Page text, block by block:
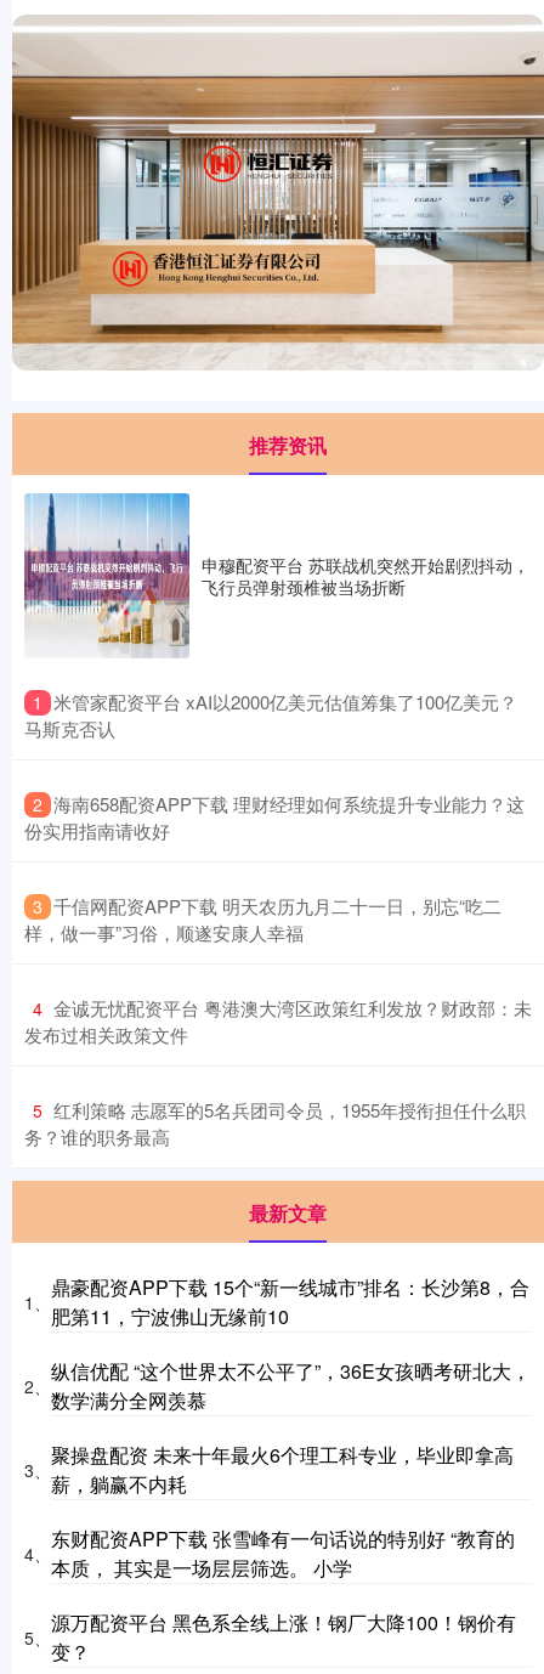
推荐资讯
申穆配资平台 苏联战机突然开始剧烈抖动，
飞行员弹射颈椎被当场折断
1 ​米管家配资平台 xAI以2000亿美元估值筹集了100亿美元？
马斯克否认
2 ​海南658配资APP下载 理财经理如何系统提升专业能力？这
份实用指南请收好
3 ​千信网配资APP下载 明天农历九月二十一日，别忘“吃二
样，做一事”习俗，顺遂安康人幸福
4 ​金诚无忧配资平台 粤港澳大湾区政策红利发放？财政部：未
发布过相关政策文件
5 ​红利策略 志愿军的5名兵团司令员，1955年授衔担任什么职
务？谁的职务最高
最新文章
1、
鼎豪配资APP下载 15个“新一线城市”排名：长沙第8，合
肥第11，宁波佛山无缘前10
2、
纵信优配 “这个世界太不公平了”，36E女孩晒考研北大，
数学满分全网羡慕
3、
聚操盘配资 未来十年最火6个理工科专业，毕业即拿高
薪，躺赢不内耗
4、
东财配资APP下载 张雪峰有一句话说的特别好 “教育的
本质， 其实是一场层层筛选。 小学
5、
源万配资平台 黑色系全线上涨！钢厂大降100！钢价有
变？